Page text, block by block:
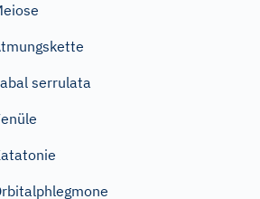
serrulata